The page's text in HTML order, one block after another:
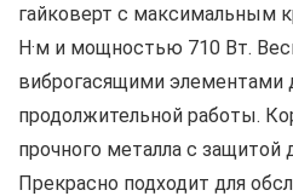
гайковерт с максимальным
Н·м и мощностью 710 Вт.
виброгасящими элементами
продолжительной работы.
прочного металла с защитой
Прекрасно подходит для